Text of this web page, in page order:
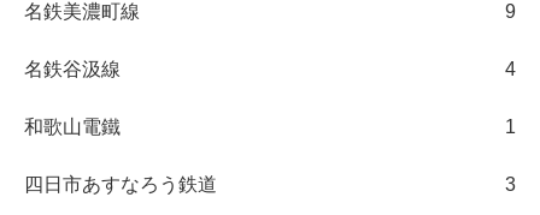
名鉄美濃町線 9
名鉄谷汲線 4
和歌山電鐵 1
四日市あすなろう鉄道 3